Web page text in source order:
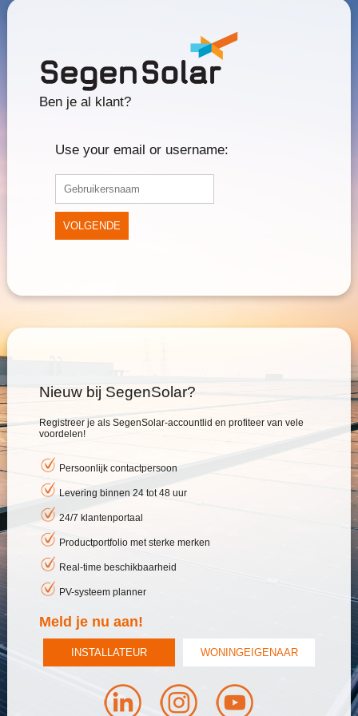
Ben je al klant?
Use your email or username:
VOLGENDE
Nieuw bij SegenSolar?
Registreer je als SegenSolar-accountlid en profiteer van vele
voordelen!
Persoonlijk contactpersoon
Levering binnen 24 tot 48 uur
24/7 klantenportaal
Productportfolio met sterke merken
Real-time beschikbaarheid
PV-systeem planner
Meld je nu aan!
INSTALLATEUR WONINGEIGENAAR